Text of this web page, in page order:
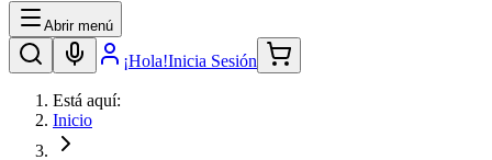
Abrir menú
¡Hola!Inicia Sesión
Está aquí:
Inicio